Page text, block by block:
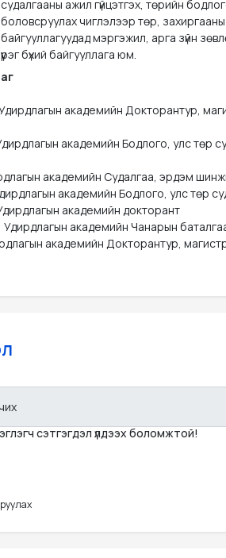
судалгааны ажил гүйцэтгэх, төрийн
боловсруулах чиглэлээр төр, захиргааны
байгууллагуудад мэргэжил, арга зүйн
үүрэг бүхий байгууллага юм.
академийн Докторантур,
академийн Бодлого, улс төр
академийн Судалгаа, эрдэм
академийн Бодлого, улс төр
академийн докторант
академийн Чанарын
академийн Докторантур,
сэтгэгдэл үлдээх боломжтой!